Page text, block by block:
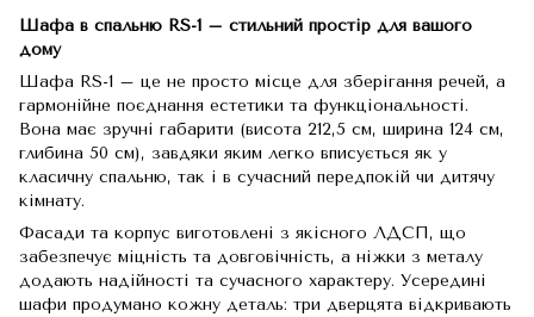
Шафа в спальню RS-1 – стильний простір для вашого
дому
Шафа RS-1 – це не просто місце для зберігання речей, а
гармонійне поєднання естетики та функціональності.
Вона має зручні габарити (висота 212,5 см, ширина 124 см,
глибина 50 см), завдяки яким легко вписується як у
класичну спальню, так і в сучасний передпокій чи дитячу
кімнату.
Фасади та корпус виготовлені з якісного ЛДСП, що
забезпечує міцність та довговічність, а ніжки з металу
додають надійності та сучасного характеру. Усередині
шафи продумано кожну деталь: три дверцята відкривають